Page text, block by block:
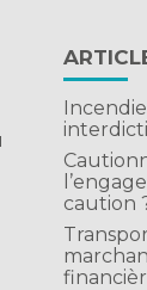
caution